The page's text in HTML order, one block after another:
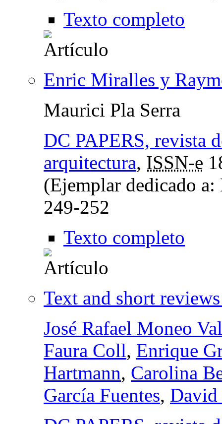
Texto completo
Enric Miralles y
Maurici Pla Serra
DC PAPERS, revista
arquitectura, ISSN-e
(Ejemplar dedicado
249-252
Texto completo
Text and short
José Rafael Moneo
Faura Coll, Enrique
Hartmann, Carolina
García Fuentes, David